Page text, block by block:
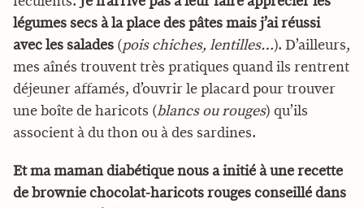
légumes secs à la place des pâtes mais j’ai réussi
avec les salades (pois chiches, lentilles…). D’ailleurs,
mes aînés trouvent très pratiques quand ils rentrent
déjeuner affamés, d’ouvrir le placard pour trouver
une boîte de haricots (blancs ou rouges) qu’ils
associent à du thon ou à des sardines.
Et ma maman diabétique nous a initié à une recette
de brownie chocolat-haricots rouges conseillé dans